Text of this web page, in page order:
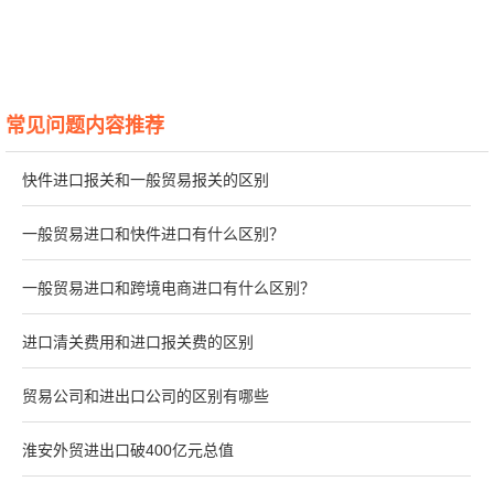
常见问题内容推荐
快件进口报关和一般贸易报关的区别
一般贸易进口和快件进口有什么区别？
一般贸易进口和跨境电商进口有什么区别？
进口清关费用和进口报关费的区别
贸易公司和进出口公司的区别有哪些
淮安外贸进出口破400亿元总值